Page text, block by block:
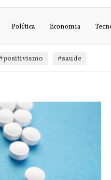
Política Economia
#saude